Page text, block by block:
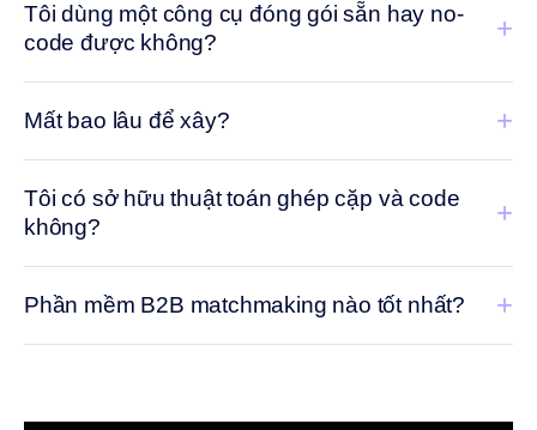
Tôi dùng một công cụ đóng gói sẵn hay no-
code được không?
+
Mất bao lâu để xây? +
Tôi có sở hữu thuật toán ghép cặp và code
không?
+
Phần mềm B2B matchmaking nào tốt nhất? +